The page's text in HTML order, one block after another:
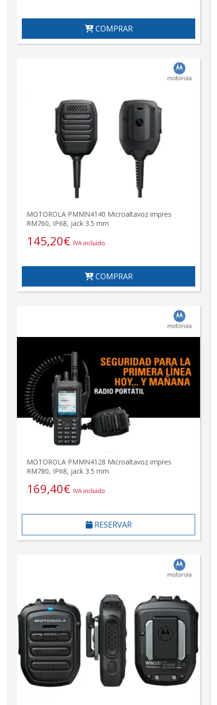
COMPRAR
MOTOROLA PMMN4140 Microaltavoz impres
RM760, IP68, jack 3.5 mm
145,20€ IVA incluido
COMPRAR
MOTOROLA PMMN4128 Microaltavoz impres
RM780, IP68, jack 3.5 mm
169,40€ IVA incluido
RESERVAR